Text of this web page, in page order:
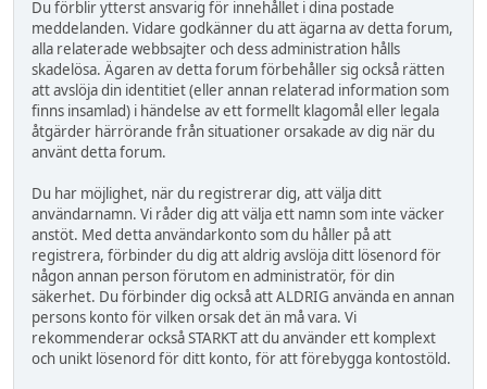
Du förblir ytterst ansvarig för innehållet i dina postade
meddelanden. Vidare godkänner du att ägarna av detta forum,
alla relaterade webbsajter och dess administration hålls
skadelösa. Ägaren av detta forum förbehåller sig också rätten
att avslöja din identitiet (eller annan relaterad information som
finns insamlad) i händelse av ett formellt klagomål eller legala
åtgärder härrörande från situationer orsakade av dig när du
använt detta forum.
Du har möjlighet, när du registrerar dig, att välja ditt
användarnamn. Vi råder dig att välja ett namn som inte väcker
anstöt. Med detta användarkonto som du håller på att
registrera, förbinder du dig att aldrig avslöja ditt lösenord för
någon annan person förutom en administratör, för din
säkerhet. Du förbinder dig också att ALDRIG använda en annan
persons konto för vilken orsak det än må vara. Vi
rekommenderar också STARKT att du använder ett komplext
och unikt lösenord för ditt konto, för att förebygga kontostöld.